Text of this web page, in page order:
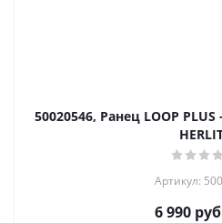
50020546, Ранец LOOP
Артикул:
6 990